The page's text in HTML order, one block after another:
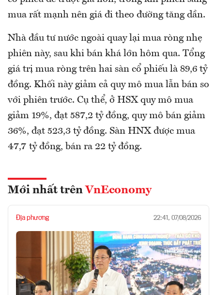
mua rất mạnh nên giá đi theo đường tăng dần.
Nhà đầu tư nước ngoài quay lại mua ròng nhẹ
phiên này, sau khi bán khá lớn hôm qua. Tổng
giá trị mua ròng trên hai sàn cổ phiếu là 89,6 tỷ
đồng. Khối này giảm cả quy mô mua lẫn bán so
với phiên trước. Cụ thể, ở HSX quy mô mua
giảm 19%, đạt 587,2 tỷ đồng, quy mô bán giảm
36%, đạt 523,3 tỷ đồng. Sàn HNX được mua
47,7 tỷ đồng, bán ra 22 tỷ đồng.
Mới nhất trên VnEconomy
Địa phương 22:41, 07/08/2026